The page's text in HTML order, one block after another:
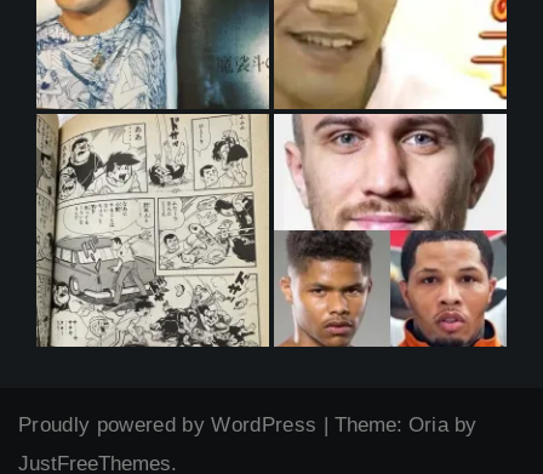
Proudly powered by WordPress | Theme: Oriaby
JustFreeThemes.